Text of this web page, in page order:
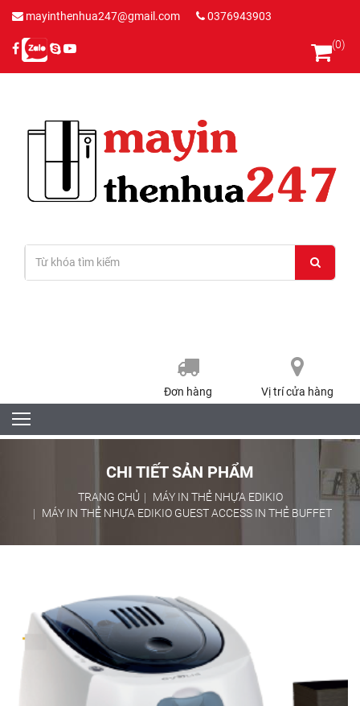
mayinthenhua247@gmail.com 0376943903
(0)
Đơn hàng Vị trí cửa hàng
CHI TIẾT SẢN PHẨM
TRANG CHỦ
MÁY IN THẺ NHỰA EDIKIO
MÁY IN THẺ NHỰA EDIKIO GUEST ACCESS IN THẺ BUFFET